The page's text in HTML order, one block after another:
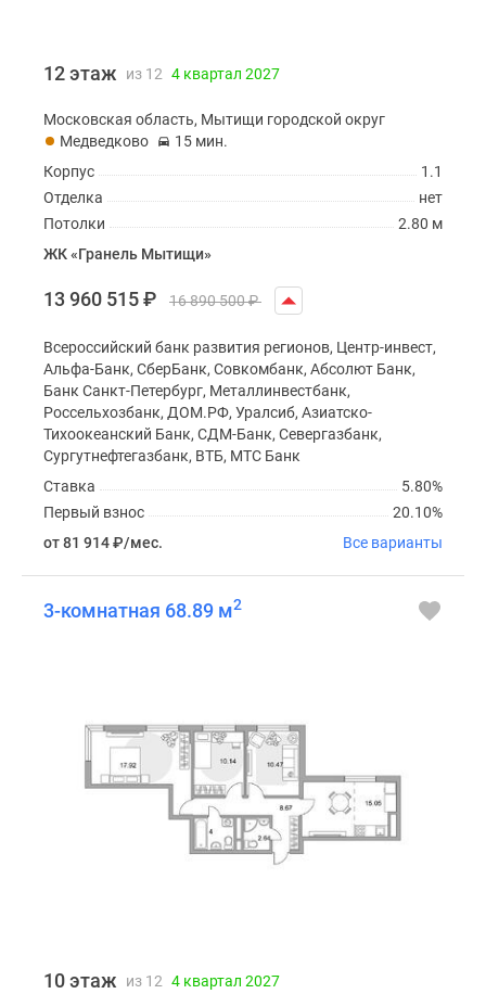
12 этаж из 12 4 квартал 2027
Московская область, Мытищи городской округ
Медведково
15 мин.
1.1
Корпус
нет
Отделка
2.80 м
Потолки
ЖК «Гранель Мытищи»
13 960 515₽ 16 890 500₽
Всероссийский банк развития регионов, Центр-инвест,
Альфа-Банк, СберБанк, Совкомбанк, Абсолют Банк,
Банк Санкт-Петербург, Металлинвестбанк,
Россельхозбанк, ДОМ.РФ, Уралсиб, Азиатско-
Тихоокеанский Банк, СДМ-Банк, Севергазбанк,
Сургутнефтегазбанк, ВТБ, МТС Банк
5.80%
Ставка
20.10%
Первый взнос
от 81 914₽/мес. Все варианты
3-комнатная 68.89 м2
10 этаж из 12 4 квартал 2027